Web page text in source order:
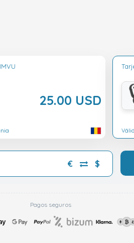
25.00 USD
€ $
Pagos seguros